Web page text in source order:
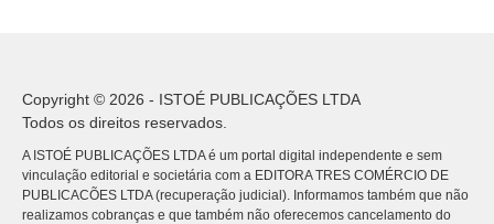
Copyright © 2026 - ISTOÉ PUBLICAÇÕES LTDA
Todos os direitos reservados.
A ISTOÉ PUBLICAÇÕES LTDA é um portal digital independente e sem
vinculação editorial e societária com a EDITORA TRES COMÉRCIO DE
PUBLICACÕES LTDA (recuperação judicial). Informamos também que não
realizamos cobranças e que também não oferecemos cancelamento do